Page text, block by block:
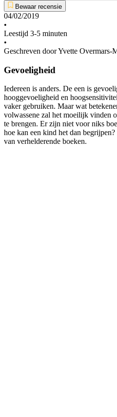
Bewaar recensie
04/02/2019
•
Leestijd 3-5 minuten
•
Geschreven door Yvette Overmars-
Gevoeligheid
Iedereen is anders. De een is
hooggevoeligheid en
vaker gebruiken. Maar wat
volwassene zal het moeilijk vinden
te brengen. Er zijn niet voor niks
hoe kan een kind het dan
van verhelderende boeken.